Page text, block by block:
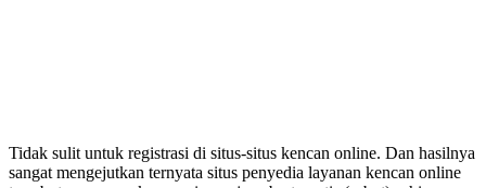
Tidak sulit untuk registrasi di situs-situs kencan online. Dan hasilnya
sangat mengejutkan ternyata situs penyedia layanan kencan online